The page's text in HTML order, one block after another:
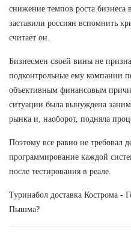
снижение темпов роста бизнеса
заставили россиян вспомнить
считает он.
Бизнесмен своей вины не
подконтрольные ему компании
объективным финансовым
ситуации была вынуждена
рынка и, наоборот, подняла
Поэтому все равно не требовал
программирование каждой
после тестирования в реале.
Туринабол доставка Кострома -
Пышма?